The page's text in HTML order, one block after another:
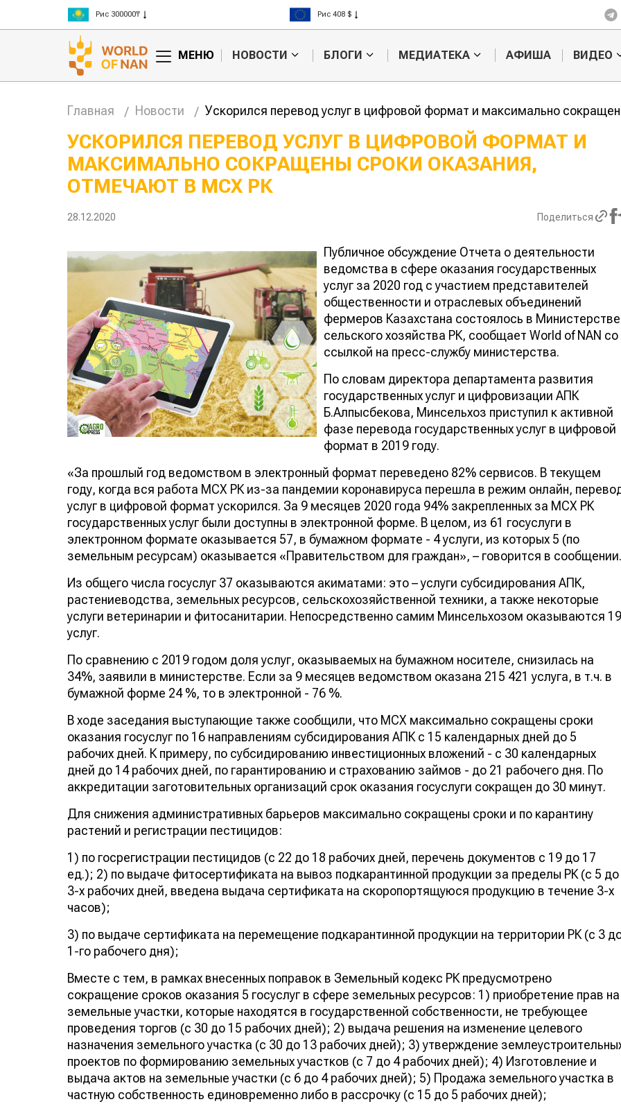
Рис 300000₸
Пшеница 3 класс 125000₸
Рис 408 $
Пшеница 423 $
МЕНЮ НОВОСТИ БЛОГИ МЕДИАТЕКА АФИША ВИДЕО
Главная Новости Ускорился перевод услуг в цифровой формат и максимально
УСКОРИЛСЯ ПЕРЕВОД УСЛУГ В ЦИФРОВОЙ ФОРМАТ И
МАКСИМАЛЬНО СОКРАЩЕНЫ СРОКИ ОКАЗАНИЯ,
ОТМЕЧАЮТ В МСХ РК
28.12.2020 Поделиться
Публичное обсуждение Отчета о деятельности
ведомства в сфере оказания государственных
услуг за 2020 год с участием представителей
общественности и отраслевых объединений
фермеров Казахстана состоялось в Министерстве
сельского хозяйства РК, сообщает World of NAN со
ссылкой на пресс-службу министерства.
По словам директора департамента развития
государственных услуг и цифровизации АПК
Б.Алпысбекова, Минсельхоз приступил к активной
фазе перевода государственных услуг в цифровой
формат в 2019 году.
«За прошлый год ведомством в электронный формат переведено 82% сервисов. В текущем
году, когда вся работа МСХ РК из-за пандемии коронавируса перешла в режим онлайн,
услуг в цифровой формат ускорился. За 9 месяцев 2020 года 94% закрепленных за МСХ РК
государственных услуг были доступны в электронной форме. В целом, из 61 госуслуги в
электронном формате оказывается 57, в бумажном формате - 4 услуги, из которых 5 (по
земельным ресурсам) оказывается «Правительством для граждан», – говорится в сообщении.
Из общего числа госуслуг 37 оказываются акиматами: это – услуги субсидирования АПК,
растениеводства, земельных ресурсов, сельскохозяйственной техники, а также некоторые
услуги ветеринарии и фитосанитарии. Непосредственно самим Минсельхозом оказываются 19
услуг.
По сравнению с 2019 годом доля услуг, оказываемых на бумажном носителе, снизилась на
34%, заявили в министерстве. Если за 9 месяцев ведомством оказана 215 421 услуга, в т.ч. в
бумажной форме 24 %, то в электронной - 76 %.
В ходе заседания выступающие также сообщили, что МСХ максимально сокращены сроки
оказания госуслуг по 16 направлениям субсидирования АПК с 15 календарных дней до 5
рабочих дней. К примеру, по субсидированию инвестиционных вложений - с 30 календарных
дней до 14 рабочих дней, по гарантированию и страхованию займов - до 21 рабочего дня. По
аккредитации заготовительных организаций срок оказания госуслуги сокращен до 30 минут.
Для снижения административных барьеров максимально сокращены сроки и по карантину
растений и регистрации пестицидов:
1) по госрегистрации пестицидов (с 22 до 18 рабочих дней, перечень документов с 19 до 17
ед.); 2) по выдаче фитосертификата на вывоз подкарантинной продукции за пределы РК (с 5 до
3-х рабочих дней, введена выдача сертификата на скоропортящуюся продукцию в течение 3-х
часов);
3) по выдаче сертификата на перемещение подкарантинной продукции на территории РК (с 3
1-го рабочего дня);
Вместе с тем, в рамках внесенных поправок в Земельный кодекс РК предусмотрено
сокращение сроков оказания 5 госуслуг в сфере земельных ресурсов: 1) приобретение прав на
земельные участки, которые находятся в государственной собственности, не требующее
проведения торгов (с 30 до 15 рабочих дней); 2) выдача решения на изменение целевого
назначения земельного участка (с 30 до 13 рабочих дней); 3) утверждение
проектов по формированию земельных участков (с 7 до 4 рабочих дней); 4) Изготовление и
выдача актов на земельные участки (с 6 до 4 рабочих дней); 5) Продажа земельного участка в
частную собственность единовременно либо в рассрочку (с 15 до 5 рабочих дней);